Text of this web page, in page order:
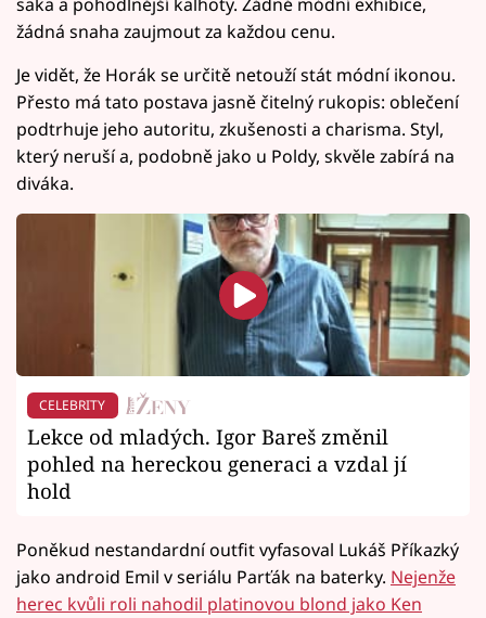
žádná snaha zaujmout za každou cenu.
Je vidět, že Horák se určitě netouží stát módní ikonou.
Přesto má tato postava jasně čitelný rukopis: oblečení
podtrhuje jeho autoritu, zkušenosti a charisma. Styl,
který neruší a, podobně jako u Poldy, skvěle zabírá na
diváka.
CELEBRITY
Lekce od mladých. Igor Bareš změnil
pohled na hereckou generaci a vzdal jí
hold
Poněkud nestandardní outfit vyfasoval Lukáš Příkazký
jako android Emil v seriálu Parťák na baterky. Nejenže
herec kvůli roli nahodil platinovou blond jako Ken